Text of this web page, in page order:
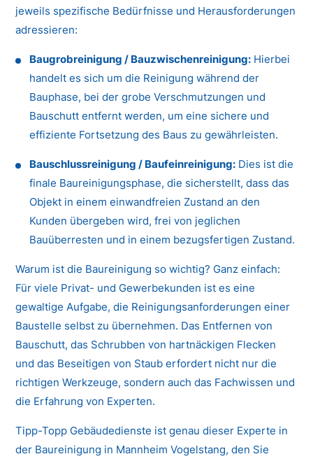
jeweils spezifische Bedürfnisse und Herausforderungen
adressieren:
Baugrobreinigung / Bauzwischenreinigung: Hierbei
handelt es sich um die Reinigung während der
Bauphase, bei der grobe Verschmutzungen und
Bauschutt entfernt werden, um eine sichere und
effiziente Fortsetzung des Baus zu gewährleisten.
Bauschlussreinigung / Baufeinreinigung: Dies ist die
finale Baureinigungsphase, die sicherstellt, dass das
Objekt in einem einwandfreien Zustand an den
Kunden übergeben wird, frei von jeglichen
Bauüberresten und in einem bezugsfertigen Zustand.
Warum ist die Baureinigung so wichtig? Ganz einfach:
Für viele Privat- und Gewerbekunden ist es eine
gewaltige Aufgabe, die Reinigungsanforderungen einer
Baustelle selbst zu übernehmen. Das Entfernen von
Bauschutt, das Schrubben von hartnäckigen Flecken
und das Beseitigen von Staub erfordert nicht nur die
richtigen Werkzeuge, sondern auch das Fachwissen und
die Erfahrung von Experten.
Tipp-Topp Gebäudedienste ist genau dieser Experte in
der Baureinigung in Mannheim Vogelstang, den Sie